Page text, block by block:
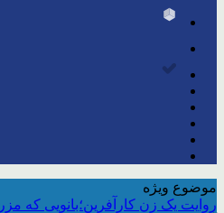
موضوع ویژه
روایت یک زن کارآفرین؛بانویی که